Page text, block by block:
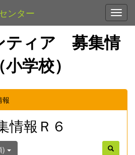
ンター
ティア 募集情
学校）
報
報Ｒ６
)